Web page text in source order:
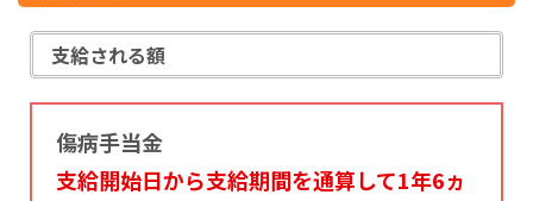
支給される額
傷病手当金
支給開始日から支給期間を通算して1年6ヵ